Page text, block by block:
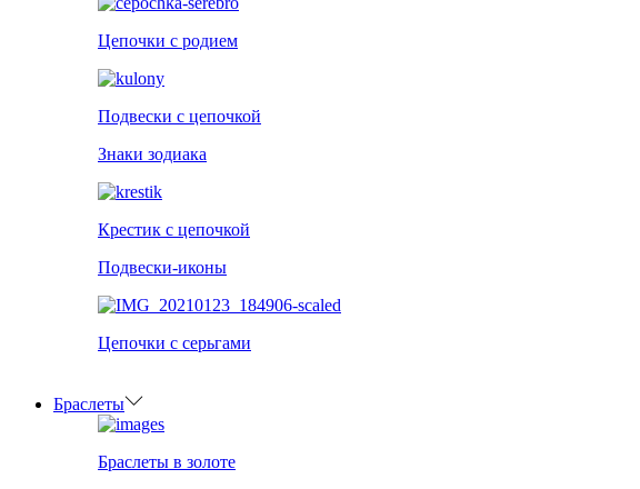
Цепочки с родием
Подвески с цепочкой
Знаки зодиака
Крестик с цепочкой
Подвески-иконы
Цепочки с серьгами
Браслеты
Браслеты в золоте